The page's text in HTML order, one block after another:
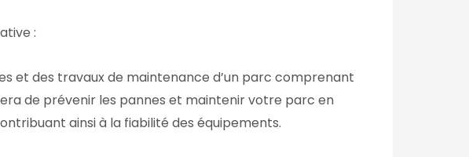
:
et des travaux de maintenance d’un parc comprenant
de prévenir les pannes et maintenir votre parc en
ainsi à la fiabilité des équipements.